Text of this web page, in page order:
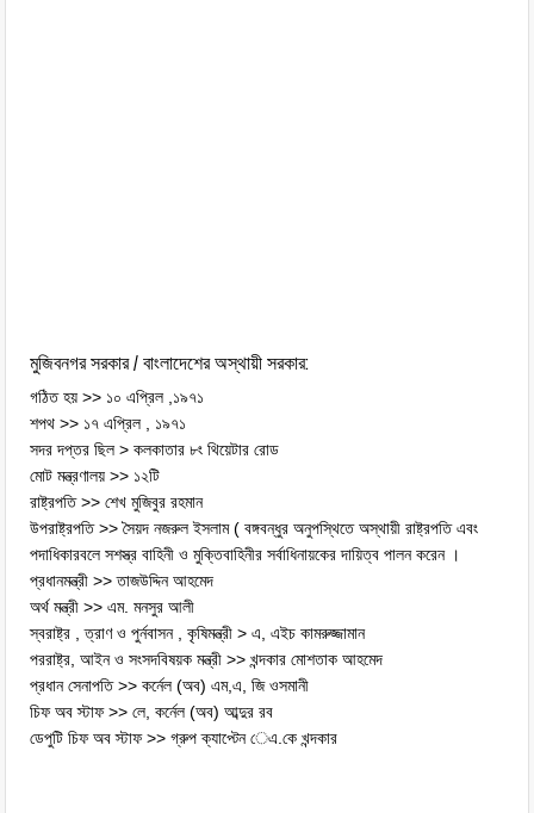
মুজিবনগর সরকার / বাংলাদেশের অস্থায়ী সরকার:
গঠিত হয় >> ১০ এপ্রিল ,১৯৭১
শপথ >> ১৭ এপ্রিল , ১৯৭১
সদর দপ্তর ছিল > কলকাতার ৮ং থিয়েটার রোড
মোট মন্ত্রণালয় >> ১২টি
রাষ্ট্রপতি >> শেখ মুজিবুর রহমান
উপরাষ্ট্রপতি >> সৈয়দ নজরুল ইসলাম ( বঙ্গবন্ধুর অনুপস্থিতে অস্থায়ী রাষ্ট্রপতি এবং
পদাধিকারবলে সশস্ত্র বাহিনী ও মুক্তিবাহিনীর সর্বাধিনায়কের দায়িত্ব পালন করেন ।
প্রধানমন্ত্রী >> তাজউদ্দিন আহমেদ
অর্থ মন্ত্রী >> এম. মনসুর আলী
স্বরাষ্ট্র , ত্রাণ ও পুর্নবাসন , কৃষিমন্ত্রী > এ, এইচ কামরুজ্জামান
পররাষ্ট্র, আইন ও সংসদবিষয়ক মন্ত্রী >> খন্দকার মোশতাক আহমেদ
প্রধান সেনাপতি >> কর্নেল (অব) এম,এ, জি ওসমানী
চিফ অব স্টাফ >> লে, কর্নেল (অব) আব্দুর রব
ডেপুটি চিফ অব স্টাফ >> গ্রুপ ক্যাপ্টেন েএ.কে খন্দকার